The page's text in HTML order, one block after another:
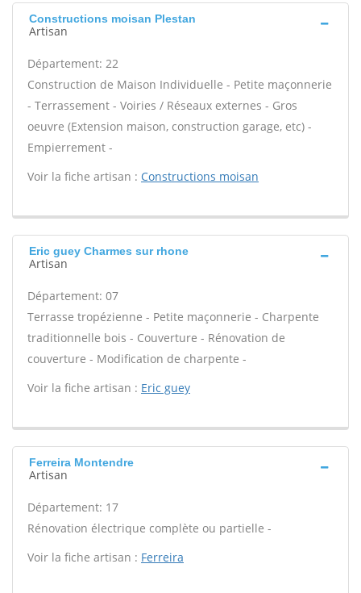
Constructions moisan Plestan
Artisan
Département: 22
Construction de Maison Individuelle - Petite maçonnerie
- Terrassement - Voiries / Réseaux externes - Gros
oeuvre (Extension maison, construction garage, etc) -
Empierrement -
Voir la fiche artisan : Constructions moisan
Eric guey Charmes sur rhone
Artisan
Département: 07
Terrasse tropézienne - Petite maçonnerie - Charpente
traditionnelle bois - Couverture - Rénovation de
couverture - Modification de charpente -
Voir la fiche artisan : Eric guey
Ferreira Montendre
Artisan
Département: 17
Rénovation électrique complète ou partielle -
Voir la fiche artisan : Ferreira